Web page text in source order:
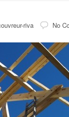
riva No